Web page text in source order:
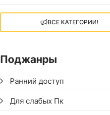
ВСЕ КАТЕГОРИИ!
Поджанры
Ранний доступ
Для слабых Пк